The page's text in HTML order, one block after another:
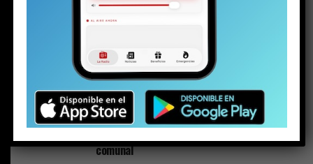
sería publicado la próxima semana o en los
próximos diez días
Los detalles inéditos del sumario por Caso
Sobresueldos: ex-Administrador y asesor
financiero del alcalde dicen que las
comunal